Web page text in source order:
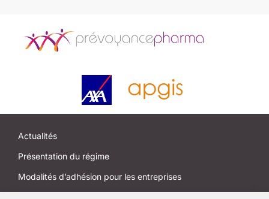
Actualités
Présentation du régime
Modalités d’adhésion pour les entreprises